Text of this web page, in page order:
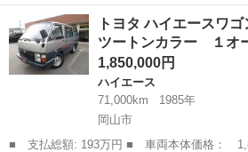
ー名： トヨタ ■ 車種名： ハイエースバ
ーパーＧＬ ダークプライムＩＩ Ｒ５年
ル４ＷＤ...
岡山市 ハイエース
トヨタ ハイエースワ
ツートンカラー １
1,850,000円
ハイエース
71,000km
1985年
岡山市
■ 支払総額: 193万円 ■ 車両本体価格： 1,850,000 円 ■ メーカー